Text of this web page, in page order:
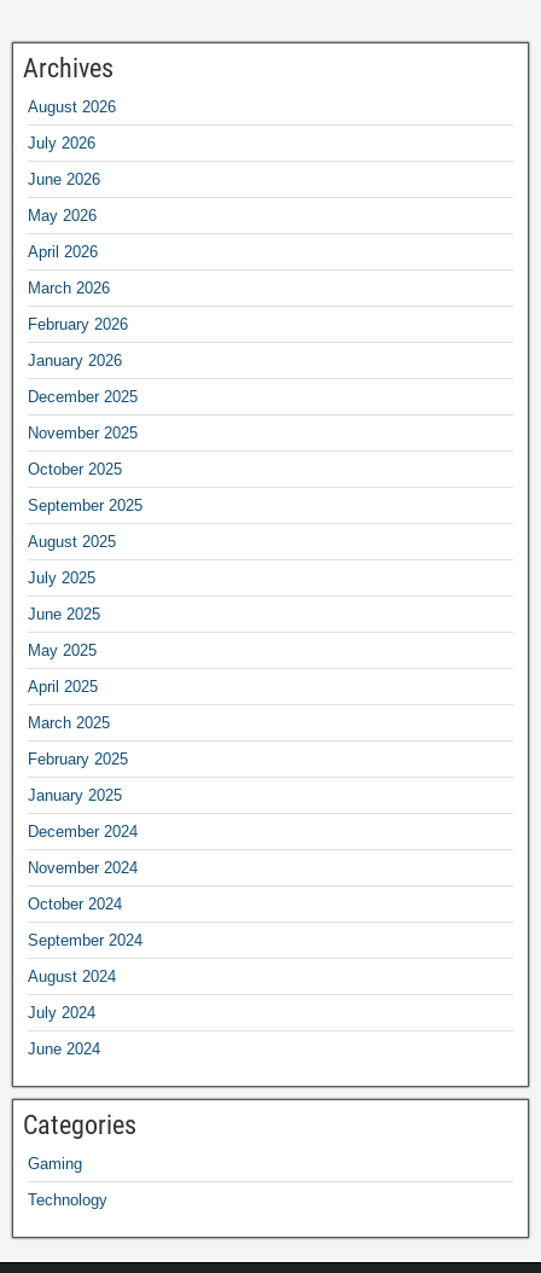
Archives
August 2026
July 2026
June 2026
May 2026
April 2026
March 2026
February 2026
January 2026
December 2025
November 2025
October 2025
September 2025
August 2025
July 2025
June 2025
May 2025
April 2025
March 2025
February 2025
January 2025
December 2024
November 2024
October 2024
September 2024
August 2024
July 2024
June 2024
Categories
Gaming
Technology